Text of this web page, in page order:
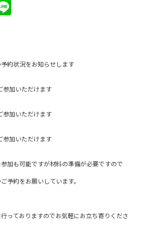
Li
約状況をお知らせします
参加いただけます
参加いただけます
参加いただけます
加も可能ですが材料の準備が必要ですので
予約をお願いしています。
っておりますのでお気軽にお立ち寄りくださ